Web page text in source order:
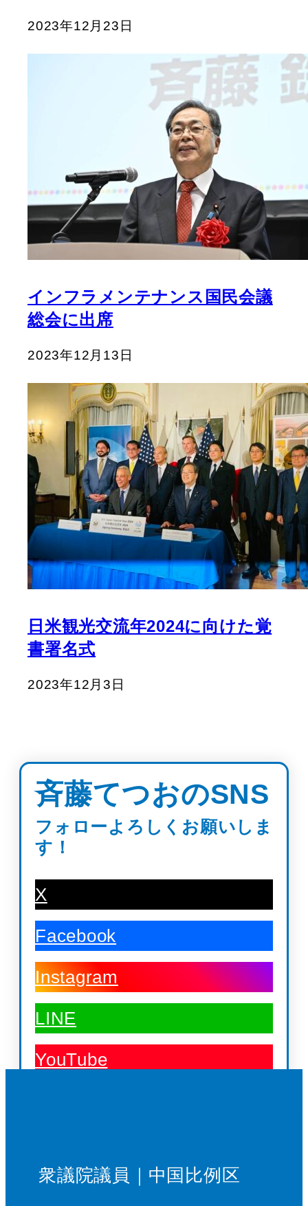
2023年12月23日
インフラメンテナンス国民会議
総会に出席
2023年12月13日
日米観光交流年2024に向けた覚
書署名式
2023年12月3日
斉藤てつおのSNS
フォローよろしくお願いしま
す！
X
Facebook
Instagram
LINE
YouTube
衆議院議員｜中国比例区